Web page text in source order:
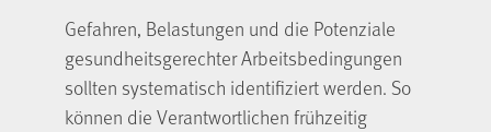
Gefahren, Belastungen und die Potenziale
gesundheitsgerechter Arbeitsbedingungen
sollten systematisch identifiziert werden. So
können die Verantwortlichen frühzeitig